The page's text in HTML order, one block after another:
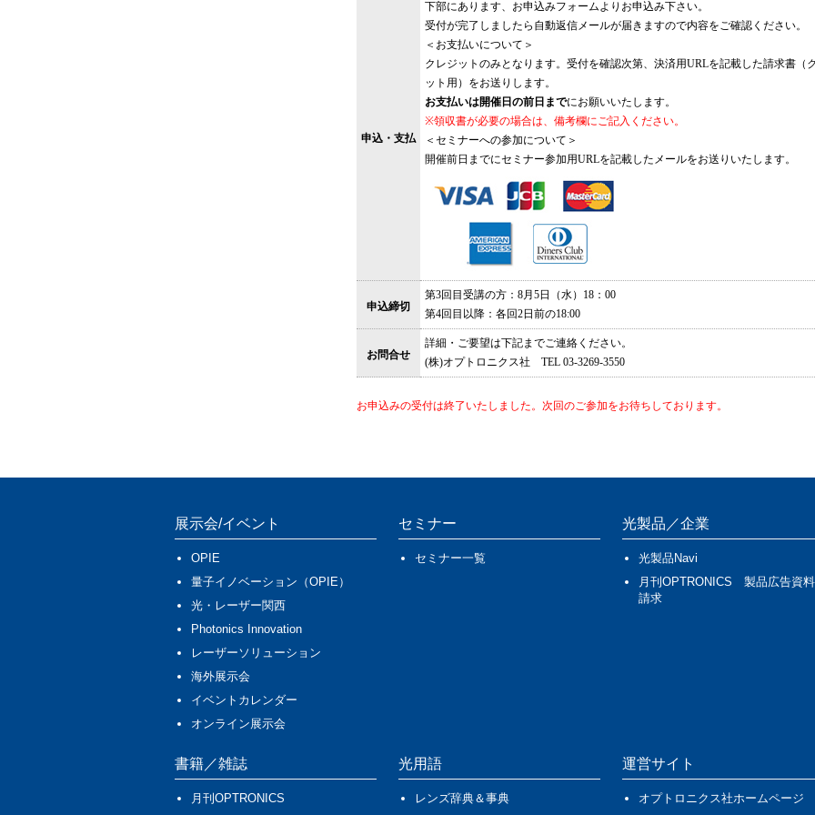
申込・支払
下部にあります、お申込みフォームよりお申込み下さい。
受付が完了しましたら自動返信メールが届きますので内容をご確認ください。
＜お支払いについて＞
クレジットのみとなります。受付を確認次第、決済用URLを記載した請求書（
ット用）をお送りします。
お支払いは開催日の前日までにお願いいたします。
※領収書が必要の場合は、備考欄にご記入ください。
＜セミナーへの参加について＞
開催前日までにセミナー参加用URLを記載したメールをお送りいたします。
申込締切
第3回目受講の方：8月5日（水）18：00
第4回目以降：各回2日前の18:00
お問合せ
詳細・ご要望は下記までご連絡ください。
(株)オプトロニクス社 TEL 03-3269-3550
お申込みの受付は終了いたしました。次回のご参加をお待ちしております。
展示会/イベント
OPIE
量子イノベーション（OPIE）
光・レーザー関西
Photonics Innovation
レーザーソリューション
海外展示会
イベントカレンダー
オンライン展示会
セミナー
セミナー一覧
光製品／企業
光製品Navi
月刊OPTRONICS 製品広告資料
請求
書籍／雑誌
月刊OPTRONICS
光用語
レンズ辞典＆事典
運営サイト
オプトロニクス社ホームページ